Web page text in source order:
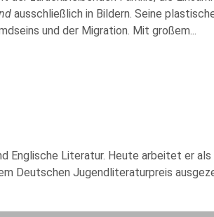
ausschließlich in Bildern. Seine
und der Migration. Mit großem...
Englische Literatur. Heute arbeitet er
Deutschen Jugendliteraturpreis